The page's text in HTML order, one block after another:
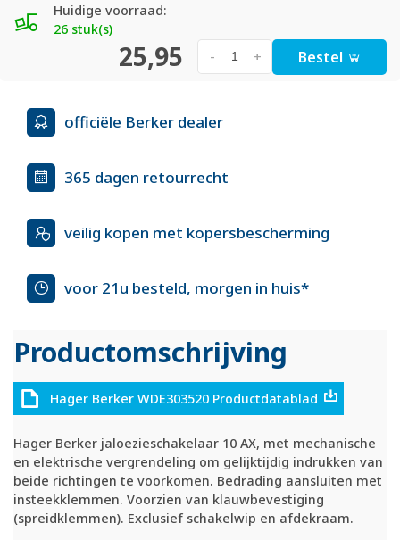
Huidige voorraad:
26 stuk(s)
25,95 +
- Bestel
officiële Berker dealer
365 dagen retourrecht
veilig kopen met kopersbescherming
voor 21u besteld, morgen in huis*
Productomschrijving
Hager Berker WDE303520 Productdatablad
Hager Berker jaloezieschakelaar 10 AX, met mechanische
en elektrische vergrendeling om gelijktijdig indrukken van
beide richtingen te voorkomen. Bedrading aansluiten met
insteekklemmen. Voorzien van klauwbevestiging
(spreidklemmen). Exclusief schakelwip en afdekraam.